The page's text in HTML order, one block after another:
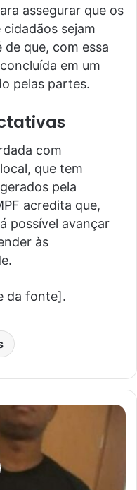
assegurar que os
sejam
que, com essa
em um
pelas partes.
com
que tem
pela
acredita que,
possível avançar
às
da fonte].